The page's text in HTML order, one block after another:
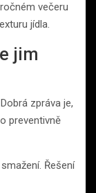
večeru
jídla.
jim
zpráva je,
preventivně
Řešení